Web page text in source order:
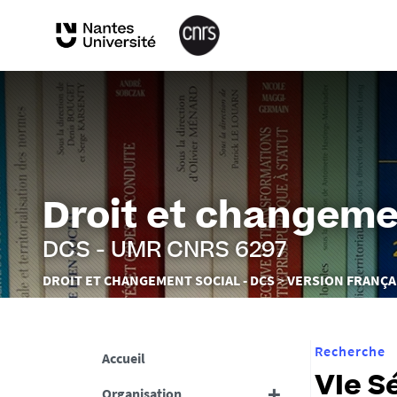
Droit et
DCS - UMR CNRS 6297
Vous
êtes
DROIT ET CHANGEMENT SOCIAL - DCS VERSION
Accueil
Organisation
Recherche
VIe